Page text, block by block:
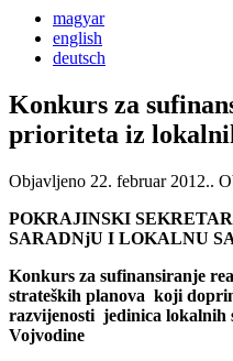
magyar
english
deutsch
Konkurs za
prioriteta iz
Objavljeno 22. februar 2012..
POKRAJINSKI
SARADNjU I LOKALNU
Konkurs za sufinansiranje
strateških planova koji
razvijenosti jedinica
Vojvodine